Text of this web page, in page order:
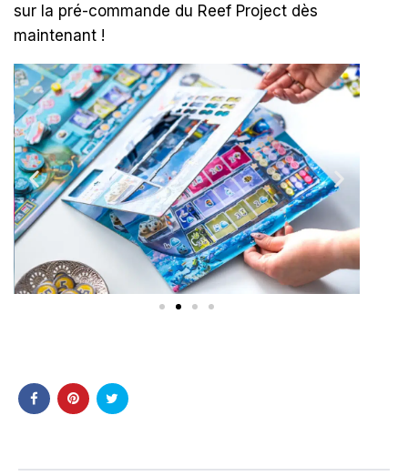
sur la pré-commande du Reef Project dès
maintenant !